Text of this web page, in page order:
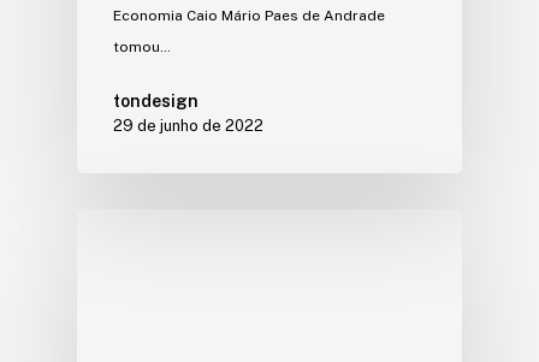
Economia Caio Mário Paes de Andrade
tomou…
tondesign
29 de junho de 2022